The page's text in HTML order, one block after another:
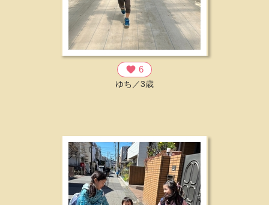
favorite 6
ゆち／3歳